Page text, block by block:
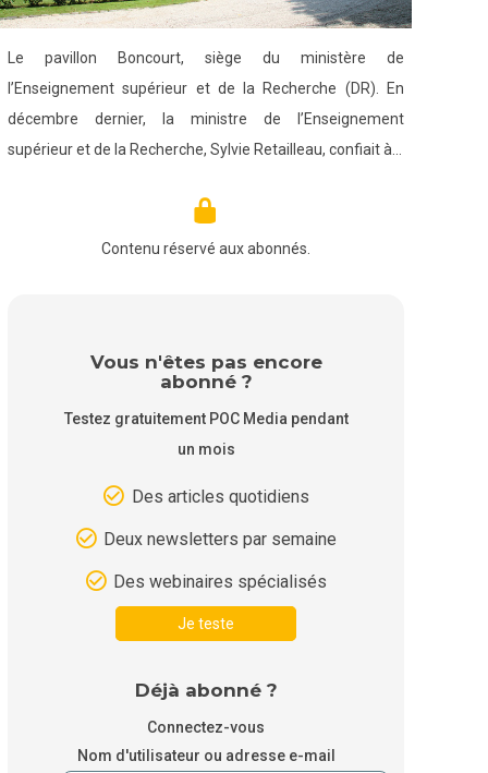
Le pavillon Boncourt, siège du ministère de
l’Enseignement supérieur et de la Recherche (DR). En
décembre dernier, la ministre de l’Enseignement
supérieur et de la Recherche, Sylvie Retailleau, confiait à…
Contenu réservé aux abonnés.
Vous n'êtes pas encore
abonné ?
Testez gratuitement POC Media pendant
un mois
Des articles quotidiens
Deux newsletters par semaine
Des webinaires spécialisés
Je teste
Déjà abonné ?
Connectez-vous
Nom d'utilisateur ou adresse e-mail